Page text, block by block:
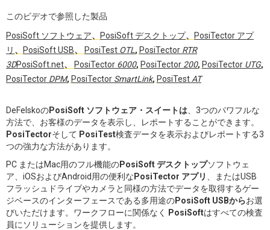
このビデオで参照した製品
PosiSoft ソフトウェア、 PosiSoft デスクトップ、 PosiTector アプ
リ 、 PosiSoft USB、 PosiTest OTL , PosiTector RTR
3DPosiSoft.net、 PosiTector 6000, PosiTector 200, PosiTector UTG,
PosiTector DPM, PosiTector SmartLink, PosiTest AT
DeFelskoのPosiSoft ソフトウェア・スイートは 、3つのパワフルな
方法で、お客様のデータを表示し、レポートすることができます。
PosiTectorそして PosiTest検査データを表示およびレポートする3
つの強力な方法があります。
PC またはMac用のフル機能のPosiSoft デスクトップソフトウェ
ア、iOSおよびAndroid用の便利なPosiTector アプリ
、またはUSB
フラッシュドライブやカメラと同様の方法でデータを取得するゲー
ジベースのインターフェースである多用途のPosiSoft USBからお選
びいただけます。ワークフローに関係なく PosiSoftはすべての検査
員にソリューションを提供します。